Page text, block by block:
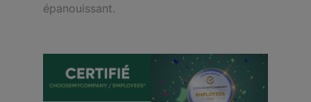
épanouissant.